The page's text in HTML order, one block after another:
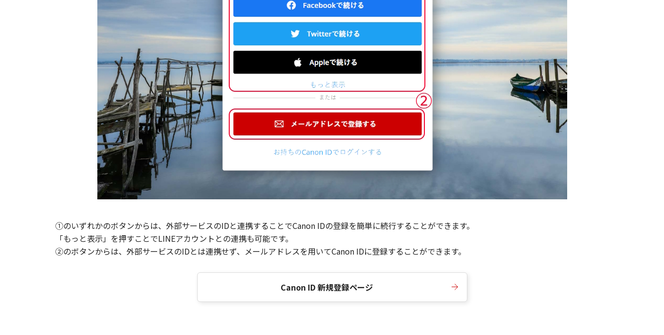
①のいずれかのボタンからは、外部サービスのIDと連携することでCanon IDの登録を簡単に続行することができます。
「もっと表示」を押すことでLINEアカウントとの連携も可能です。
②のボタンからは、外部サービスのIDとは連携せず、メールアドレスを用いてCanon IDに登録することができます。
Canon ID 新規登録ページ